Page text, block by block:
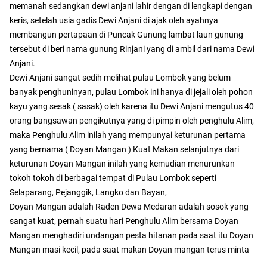
memanah sedangkan dewi anjani lahir dengan di lengkapi dengan
keris, setelah usia gadis Dewi Anjani di ajak oleh ayahnya
membangun pertapaan di Puncak Gunung lambat laun gunung
tersebut di beri nama gunung Rinjani yang di ambil dari nama Dewi
Anjani.
Dewi Anjani sangat sedih melihat pulau Lombok yang belum
banyak penghuninyan, pulau Lombok ini hanya di jejali oleh pohon
kayu yang sesak ( sasak) oleh karena itu Dewi Anjani mengutus 40
orang bangsawan pengikutnya yang di pimpin oleh penghulu Alim,
maka Penghulu Alim inilah yang mempunyai keturunan pertama
yang bernama ( Doyan Mangan ) Kuat Makan selanjutnya dari
keturunan Doyan Mangan inilah yang kemudian menurunkan
tokoh tokoh di berbagai tempat di Pulau Lombok seperti
Selaparang, Pejanggik, Langko dan Bayan,
Doyan Mangan adalah Raden Dewa Medaran adalah sosok yang
sangat kuat, pernah suatu hari Penghulu Alim bersama Doyan
Mangan menghadiri undangan pesta hitanan pada saat itu Doyan
Mangan masi kecil, pada saat makan Doyan mangan terus minta